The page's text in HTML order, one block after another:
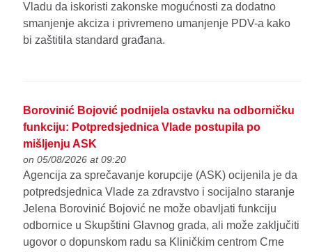
Vladu da iskoristi zakonske mogućnosti za dodatno
smanjenje akciza i privremeno umanjenje PDV-a kako
bi zaštitila standard građana.
Borovinić Bojović podnijela ostavku na odborničku
funkciju: Potpredsjednica Vlade postupila po
mišljenju ASK
on 05/08/2026 at 09:20
Agencija za sprečavanje korupcije (ASK) ocijenila je da
potpredsjednica Vlade za zdravstvo i socijalno staranje
Jelena Borovinić Bojović ne može obavljati funkciju
odbornice u Skupštini Glavnog grada, ali može zaključiti
ugovor o dopunskom radu sa Kliničkim centrom Crne